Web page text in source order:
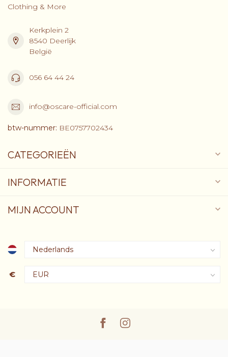
Clothing & More
Kerkplein 2
8540 Deerlijk
België
056 64 44 24
info@oscare-official.com
btw-nummer: BE0757702434
CATEGORIEËN
INFORMATIE
MIJN ACCOUNT
€